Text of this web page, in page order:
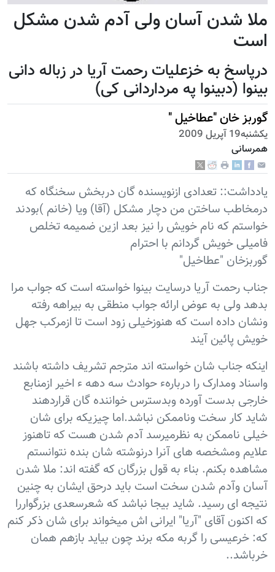
ملا شدن آسان ولی آدم شدن مشکل
است
درپاسخ به خزعلیات رحمت آریا در زباله دانی
بینوا (دبینوا په مرداردانی کی)
گوربز خان "عطاخیل "
يكشنبه19 آپریل 2009
همرسانی
یادداشت:: تعدادی ازنویسنده گان دربخش سخنگاه که
درمخاطب ساختن من دچار مشکل (آقا) ویا (خانم )بودند
خواستم که نام خویش را نیز بعد ازین ضمیمه تخلص
فامیلی خویش گردانم با احترام
گوربزخان "عطاخیل"
جناب رحمت آریا درسایت بینوا خواسته است که جواب مرا
بدهد ولی به عوض ارائه جواب منطقی به بیراهه رفته
ونشان داده است که هنوزخیلی زود است تا ازمرکب جهل
خویش پائین آیند
اینکه جناب شان خواسته اند مترجم تشریف داشته باشند
واسناد ومدارک را دربارهء حوادث سه دهه ء اخیر ازمنابع
خارجی بدست آورده وبدسترس خواننده گان قراردهند
شاید کار سخت وناممکن نباشد.اما چیزیکه برای شان
خیلی ناممکن به نظرمیرسد آدم شدن هست که تاهنوز
علایم ومشخصه های آنرا درنوشته شان بنده نتوانستم
مشاهده بکنم. بناء به قول بزرگان که گفته اند: ملا شدن
آسان وآدم شدن سخت است باید درحق ایشان به چنین
نتیجه ای رسید. شاید بیجا نباشد که شعرسعدی بزرگواررا
که اکنون آقای "آریا" ایرانی اش میخواند برای شان ذکر کنم
که: خرعیسی را گربه مکه برند چون بیاید بازهم همان
خرباشد..